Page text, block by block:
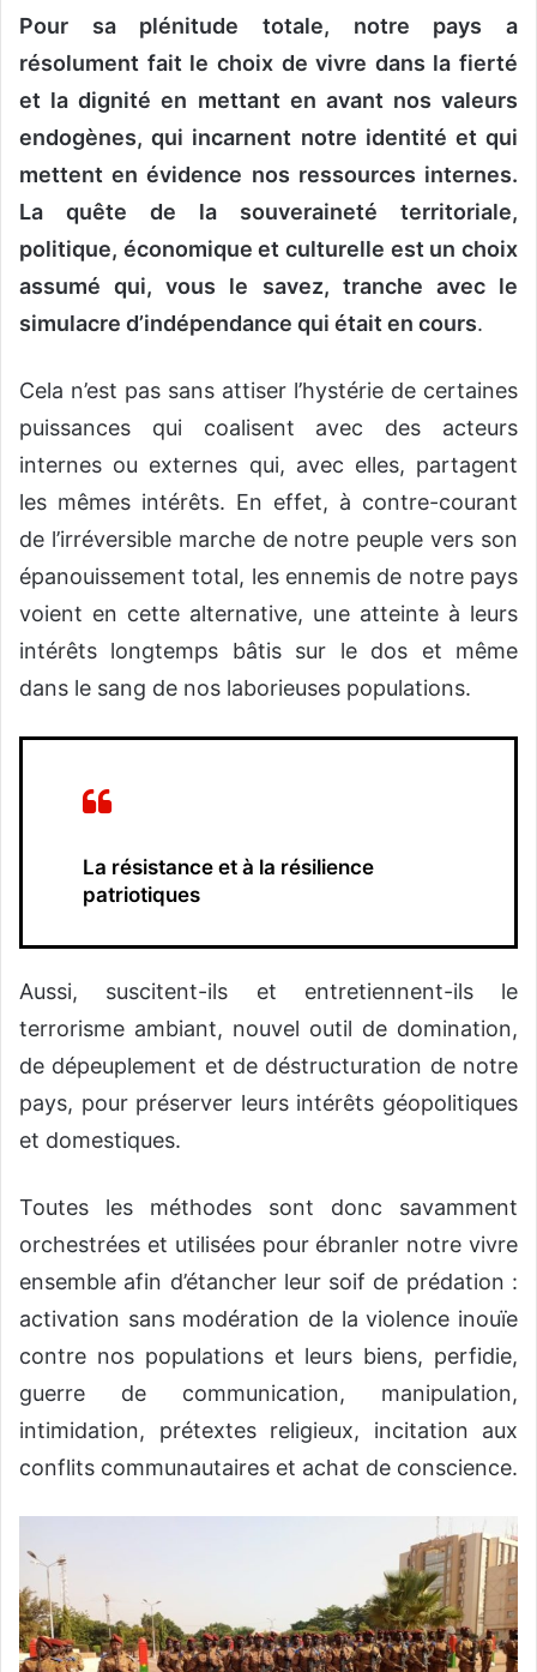
Pour sa plénitude totale, notre pays a
résolument fait le choix de vivre dans la fierté
et la dignité en mettant en avant nos valeurs
endogènes, qui incarnent notre identité et qui
mettent en évidence nos ressources internes.
La quête de la souveraineté territoriale,
politique, économique et culturelle est un choix
assumé qui, vous le savez, tranche avec le
simulacre d’indépendance qui était en cours.
Cela n’est pas sans attiser l’hystérie de certaines
puissances qui coalisent avec des acteurs
internes ou externes qui, avec elles, partagent
les mêmes intérêts. En effet, à contre-courant
de l’irréversible marche de notre peuple vers son
épanouissement total, les ennemis de notre pays
voient en cette alternative, une atteinte à leurs
intérêts longtemps bâtis sur le dos et même
dans le sang de nos laborieuses populations.
La résistance et à la résilience
patriotiques
Aussi, suscitent-ils et entretiennent-ils le
terrorisme ambiant, nouvel outil de domination,
de dépeuplement et de déstructuration de notre
pays, pour préserver leurs intérêts géopolitiques
et domestiques.
Toutes les méthodes sont donc savamment
orchestrées et utilisées pour ébranler notre vivre
ensemble afin d’étancher leur soif de prédation :
activation sans modération de la violence inouïe
contre nos populations et leurs biens, perfidie,
guerre de communication, manipulation,
intimidation, prétextes religieux, incitation aux
conflits communautaires et achat de conscience.